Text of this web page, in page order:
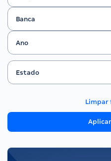
Banca
Banca
Ano
Ano
Filtrar por Estado
Estado
Estado